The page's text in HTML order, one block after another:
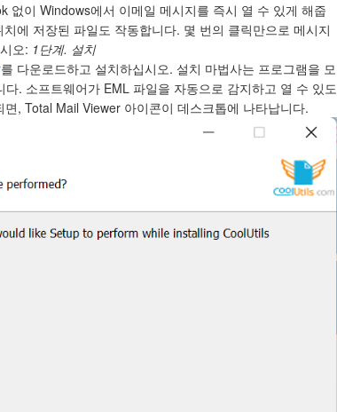
없이 Windows에서 이메일 메시지를 즉시 열 수 있게 해줍
에 저장된 파일도 작동합니다. 몇 번의 클릭만으로 메시지
오: 1단계. 설치
를 다운로드하고 설치하십시오. 설치 마법사는 프로그램을 모
. 소프트웨어가 EML 파일을 자동으로 감지하고 열 수 있도
, Total Mail Viewer 아이콘이 데스크톱에 나타납니다.